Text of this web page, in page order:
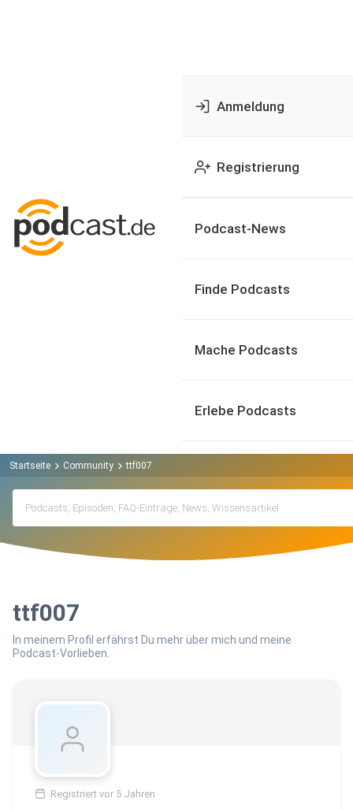
Anmeldung
Registrierung
Podcast-News
Finde Podcasts
Mache Podcasts
Erlebe Podcasts
Startseite Community ttf007
ttf007
In meinem Profil erfährst Du mehr über mich und meine
Podcast-Vorlieben.
Registriert vor 5 Jahren